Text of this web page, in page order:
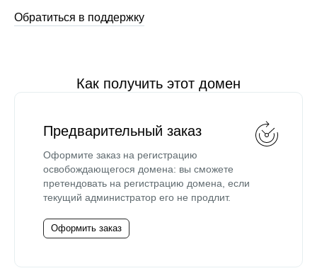
Обратиться в поддержку
Как получить этот домен
Предварительный заказ
Оформите заказ на регистрацию
освобождающегося домена: вы сможете
претендовать на регистрацию домена, если
текущий администратор его не продлит.
Оформить заказ